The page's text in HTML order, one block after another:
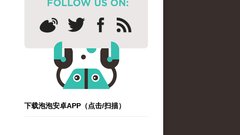
下载泡泡安卓APP（点击/扫描）